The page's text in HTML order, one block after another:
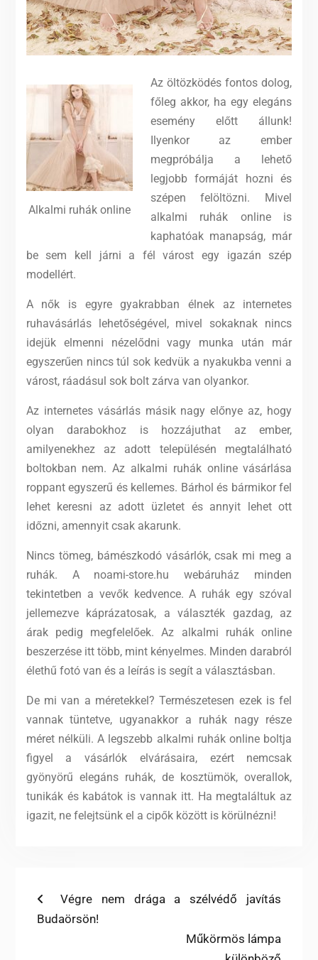
Alkalmi ruhák online
Az öltözködés fontos dolog,
főleg akkor, ha egy elegáns
esemény előtt állunk!
Ilyenkor az ember
megpróbálja a lehető
legjobb formáját hozni és
szépen felöltözni. Mivel
alkalmi ruhák online is
kaphatóak manapság, már
be sem kell járni a fél várost egy igazán szép
modellért.
A nők is egyre gyakrabban élnek az internetes
ruhavásárlás lehetőségével, mivel sokaknak nincs
idejük elmenni nézelődni vagy munka után már
egyszerűen nincs túl sok kedvük a nyakukba venni a
várost, ráadásul sok bolt zárva van olyankor.
Az internetes vásárlás másik nagy előnye az, hogy
olyan darabokhoz is hozzájuthat az ember,
amilyenekhez az adott településén megtalálható
boltokban nem. Az alkalmi ruhák online vásárlása
roppant egyszerű és kellemes. Bárhol és bármikor fel
lehet keresni az adott üzletet és annyit lehet ott
időzni, amennyit csak akarunk.
Nincs tömeg, bámészkodó vásárlók, csak mi meg a
ruhák. A noami-store.hu webáruház minden
tekintetben a vevők kedvence. A ruhák egy szóval
jellemezve káprázatosak, a választék gazdag, az
árak pedig megfelelőek. Az alkalmi ruhák online
beszerzése itt több, mint kényelmes. Minden darabról
élethű fotó van és a leírás is segít a választásban.
De mi van a méretekkel? Természetesen ezek is fel
vannak tüntetve, ugyanakkor a ruhák nagy része
méret nélküli. A legszebb alkalmi ruhák online boltja
figyel a vásárlók elvárásaira, ezért nemcsak
gyönyörű elegáns ruhák, de kosztümök, overallok,
tunikák és kabátok is vannak itt. Ha megtaláltuk az
igazit, ne felejtsünk el a cipők között is körülnézni!
Bejegyzés
navigáció
Previous
post:
Végre nem drága a szélvédő javítás
Budaörsön!
Next
Műkörmös lámpa